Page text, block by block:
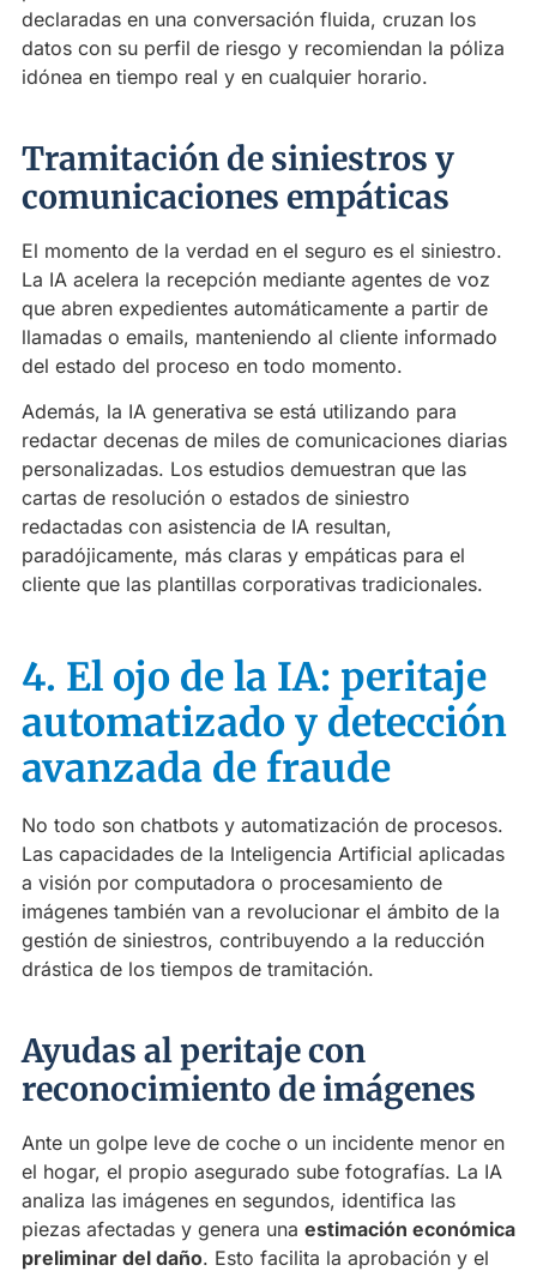
declaradas en una conversación fluida, cruzan los
datos con su perfil de riesgo y recomiendan la póliza
idónea en tiempo real y en cualquier horario.
Tramitación de siniestros y
comunicaciones empáticas
El momento de la verdad en el seguro es el siniestro.
La IA acelera la recepción mediante agentes de voz
que abren expedientes automáticamente a partir de
llamadas o emails, manteniendo al cliente informado
del estado del proceso en todo momento.
Además, la IA generativa se está utilizando para
redactar decenas de miles de comunicaciones diarias
personalizadas. Los estudios demuestran que las
cartas de resolución o estados de siniestro
redactadas con asistencia de IA resultan,
paradójicamente, más claras y empáticas para el
cliente que las plantillas corporativas tradicionales.
4. El ojo de la IA: peritaje
automatizado y detección
avanzada de fraude
No todo son chatbots y automatización de procesos.
Las capacidades de la Inteligencia Artificial aplicadas
a visión por computadora o procesamiento de
imágenes también van a revolucionar el ámbito de la
gestión de siniestros, contribuyendo a la reducción
drástica de los tiempos de tramitación.
Ayudas al peritaje con
reconocimiento de imágenes
Ante un golpe leve de coche o un incidente menor en
el hogar, el propio asegurado sube fotografías. La IA
analiza las imágenes en segundos, identifica las
piezas afectadas y genera una estimación económica
preliminar del daño. Esto facilita la aprobación y el